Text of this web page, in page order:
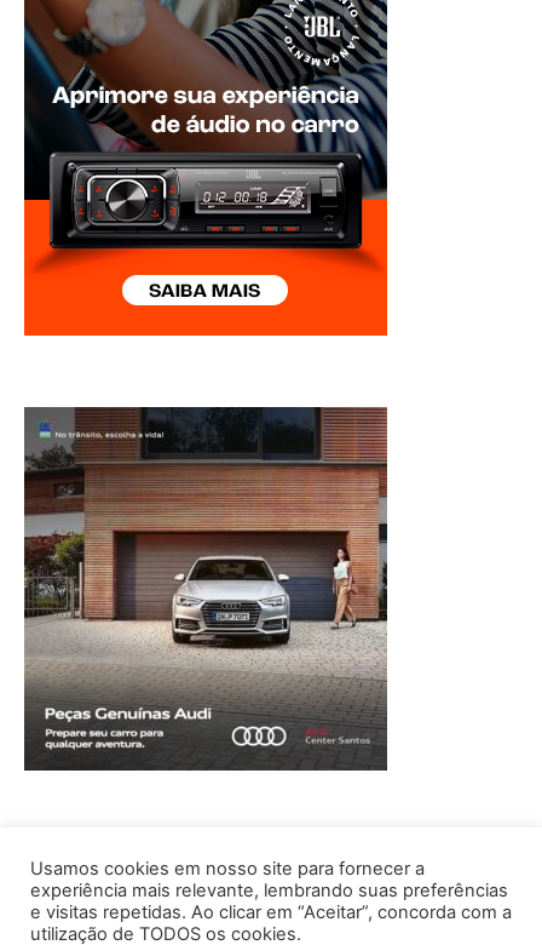
Usamos cookies em nosso site para fornecer a
experiência mais relevante, lembrando suas preferências
e visitas repetidas. Ao clicar em “Aceitar”, concorda com a
utilização de TODOS os cookies.